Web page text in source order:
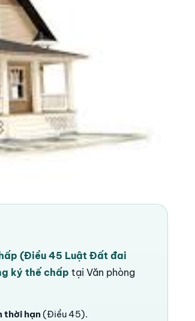
(Điều 45 Luật Đất đai
ký thế chấp tại Văn phòng
thời hạn (Điều 45).